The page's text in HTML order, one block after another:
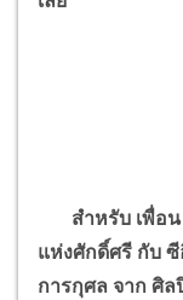
สำหรับ เพื่อน
แห่งศักดิ์ศรี กับ
การกุศล จาก ศิ